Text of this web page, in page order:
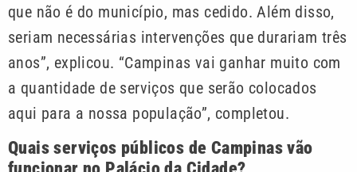
que não é do município, mas cedido. Além disso,
seriam necessárias intervenções que durariam três
anos”, explicou. “Campinas vai ganhar muito com
a quantidade de serviços que serão colocados
aqui para a nossa população”, completou.
Quais serviços públicos de Campinas vão